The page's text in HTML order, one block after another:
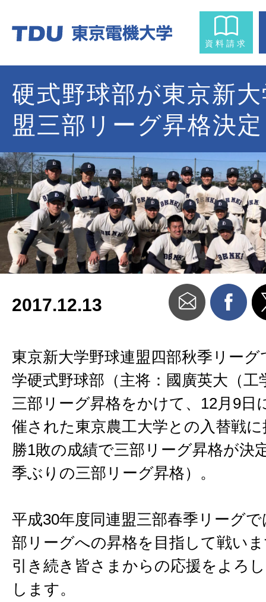
資料請求
硬式野球部が東京新
盟三部リーグ昇格決定
2017.12.13
東京新大学野球連盟四部秋季リー
学硬式野球部（主将：國廣英大（工
三部リーグ昇格をかけて、12月9日
催された東京農工大学との入替戦
勝1敗の成績で三部リーグ昇格が決
季ぶりの三部リーグ昇格）。
平成30年度同連盟三部春季リーグ
部リーグへの昇格を目指して戦い
引き続き皆さまからの応援をよろ
します。